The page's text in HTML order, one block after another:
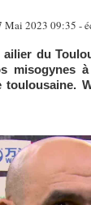
Mai 2023 09:35 -
ailier du
misogynes
toulousaine.